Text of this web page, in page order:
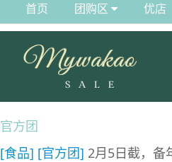
首页 团购区 优店
官方团
[食品] [官方团] 2月5日截，备